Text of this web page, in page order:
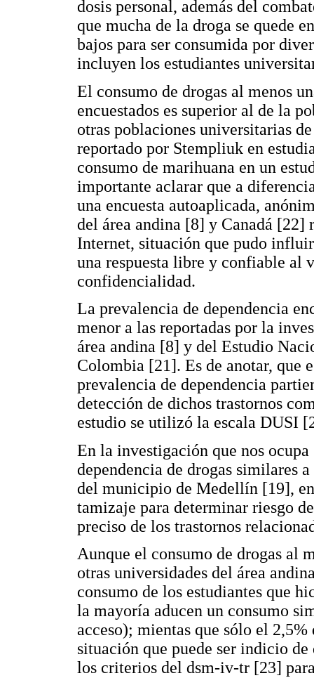
dosis personal, además del
que mucha de la droga se quede
bajos para ser consumida por
incluyen los estudiantes
El consumo de drogas al menos
encuestados es superior al de la
otras poblaciones universitarias
reportado por Stempliuk en
consumo de marihuana en un
importante aclarar que a
una encuesta autoaplicada,
del área andina [8] y Canadá [22]
Internet, situación que pudo
una respuesta libre y confiable al
confidencialidad.
La prevalencia de dependencia
menor a las reportadas por la
área andina [8] y del Estudio
Colombia [21]. Es de anotar, que
prevalencia de dependencia
detección de dichos trastornos
estudio se utilizó la escala DUSI
En la investigación que nos
dependencia de drogas similares
del municipio de Medellín [19],
tamizaje para determinar riesgo
preciso de los trastornos
Aunque el consumo de drogas al
otras universidades del área
consumo de los estudiantes que
la mayoría aducen un consumo
acceso); mientas que sólo el
situación que puede ser indicio
los criterios del dsm-iv-tr [23]